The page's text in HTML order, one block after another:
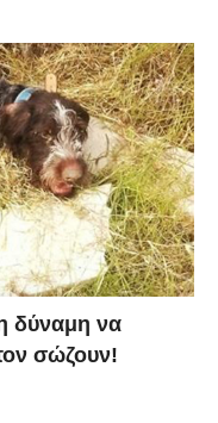
δύναμη να
σώζουν!